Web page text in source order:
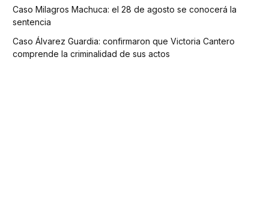
Caso Milagros Machuca: el 28 de agosto se conocerá la
sentencia
Caso Álvarez Guardia: confirmaron que Victoria Cantero
comprende la criminalidad de sus actos